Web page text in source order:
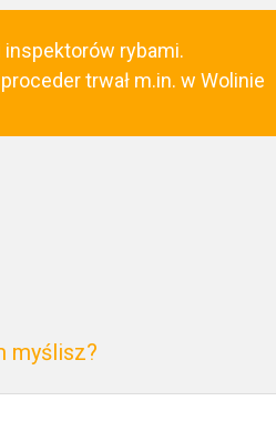
inspektorów rybami.
trwał m.in. w Wolinie
myślisz?